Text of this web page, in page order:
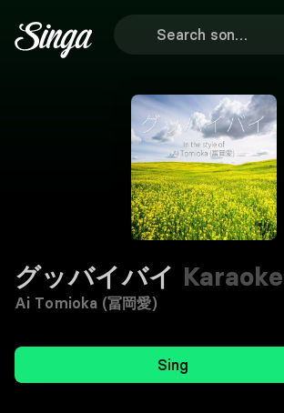
グッバイバイ Karaoke
Ai Tomioka (冨岡愛)
Sing